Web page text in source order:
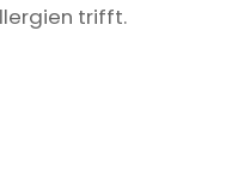
trifft.